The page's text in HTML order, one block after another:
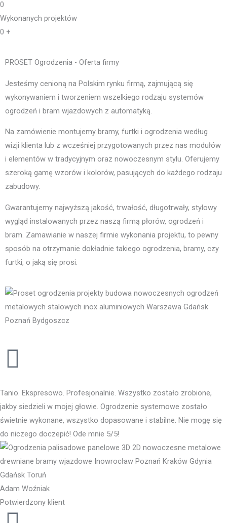
0
Wykonanych projektów
0 +
PROSET Ogrodzenia - Oferta firmy
Jesteśmy cenioną na Polskim rynku firmą, zajmującą się
wykonywaniem i tworzeniem wszelkiego rodzaju systemów
ogrodzeń i bram wjazdowych z automatyką.
Na zamówienie montujemy bramy, furtki i ogrodzenia według
wizji klienta lub z wcześniej przygotowanych przez nas modułów
i elementów w tradycyjnym oraz nowoczesnym stylu. Oferujemy
szeroką gamę wzorów i kolorów, pasujących do każdego rodzaju
zabudowy.
Gwarantujemy najwyższą jakość, trwałość, długotrwały, stylowy
wygląd instalowanych przez naszą firmą płorów, ogrodzeń i
bram. Zamawianie w naszej firmie wykonania projektu, to pewny
sposób na otrzymanie dokładnie takiego ogrodzenia, bramy, czy
furtki, o jaką się prosi.
Tanio. Ekspresowo. Profesjonalnie. Wszystko zostało zrobione,
jakby siedzieli w mojej głowie. Ogrodzenie systemowe zostało
świetnie wykonane, wszystko dopasowane i stabilne. Nie mogę się
do niczego doczepić! Ode mnie 5/5!
Adam Woźniak
Potwierdzony klient